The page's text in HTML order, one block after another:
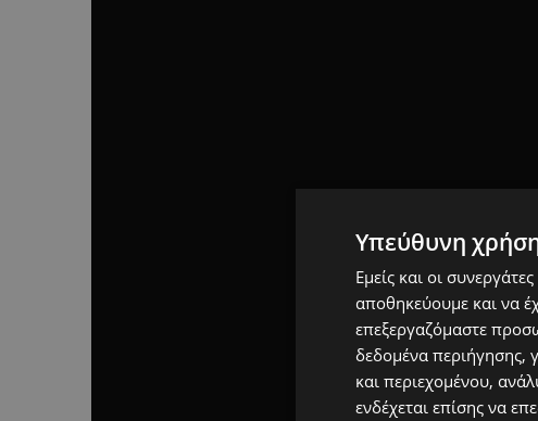
Υπεύθυνη
Εμείς και οι
αποθηκεύουμε και να
επεξεργαζόμαστε
δεδομένα περιήγησης,
και περιεχομένου,
ενδέχεται επίσης να